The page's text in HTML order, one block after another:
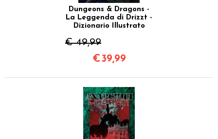
Dungeons & Dragons -
La Leggenda di Drizzt -
Dizionario Illustrato
€ 49,99
€39,99